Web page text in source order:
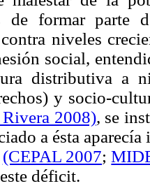
de formar parte
niveles
social,
distributiva a
y socio-
2008), se
a ésta
(CEPAL 2007;
déficit.